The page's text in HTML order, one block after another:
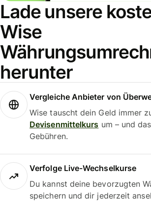
Lade unsere
Wise
herunter
Vergleiche Anbieter von
Wise tauscht dein Geld immer
Devisenmittelkurs um – und
Gebühren.
Verfolge Live-Wechselkurse
Du kannst deine bevorzugten
speichern und dir jederzeit